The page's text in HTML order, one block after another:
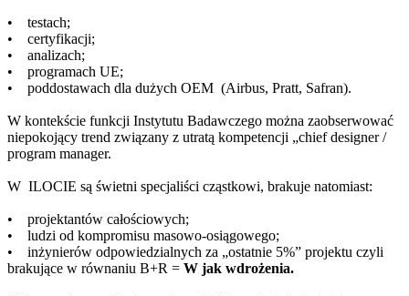
• testach;
• certyfikacji;
• analizach;
• programach UE;
• poddostawach dla dużych OEM (Airbus, Pratt, Safran).
W kontekście funkcji Instytutu Badawczego można zaobserwować
niepokojący trend związany z utratą kompetencji „chief designer /
program manager.
W ILOCIE są świetni specjaliści cząstkowi, brakuje natomiast:
• projektantów całościowych;
• ludzi od kompromisu masowo-osiągowego;
• inżynierów odpowiedzialnych za „ostatnie 5%” projektu czyli
brakujące w równaniu B+R = W jak wdrożenia.